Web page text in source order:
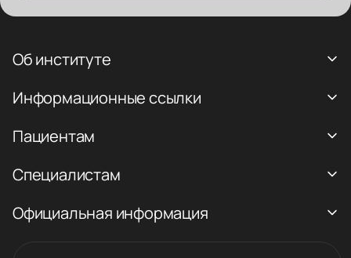
Об институте
Информационные ссылки
Пациентам
Специалистам
Официальная информация